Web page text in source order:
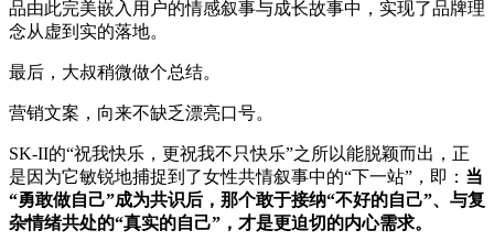
品由此完美嵌入用户的情感叙事与成长故事中，实现了品牌理
念从虚到实的落地。
最后，大叔稍微做个总结。
营销文案，向来不缺乏漂亮口号。
SK-II的“祝我快乐，更祝我不只快乐”之所以能脱颖而出，正
是因为它敏锐地捕捉到了女性共情叙事中的“下一站”，即： 当
“勇敢做自己”成为共识后，那个敢于接纳“不好的自己”、与复
杂情绪共处的“真实的自己”，才是更迫切的内心需求。